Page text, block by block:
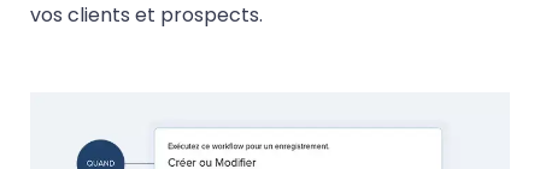
vos clients et prospects.